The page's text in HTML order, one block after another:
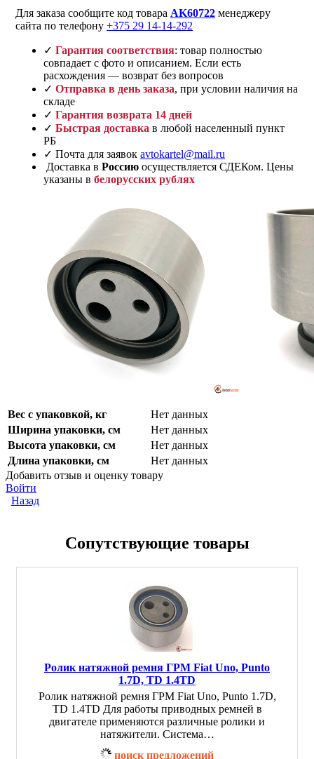
Для заказа сообщите код товара AK60722 менеджеру
сайта по телефону +375 29 14-14-292
✓ Гарантия соответствия: товар полностью
совпадает с фото и описанием. Если есть
расхождения — возврат без вопросов
✓ Отправка в день заказа, при условии наличия на
складе
✓ Гарантия возврата 14 дней
✓ Быстрая доставка в любой населенный пункт
РБ
✓ Почта для заявок avtokartel@mail.ru
Доставка в Россию осуществляется СДЕКом. Цены
указаны в белорусских рублях
Вес с упаковкой, кг
Нет данных
Ширина упаковки, см
Нет данных
Высота упаковки, см
Нет данных
Длина упаковки, см
Нет данных
Добавить отзыв и оценку товару
Войти
Назад
Сопутствующие товары
Ролик натяжной ремня ГРМ Fiat Uno, Punto
1.7D, TD 1.4TD
Ролик натяжной ремня ГРМ Fiat Uno, Punto 1.7D,
TD 1.4TD Для работы приводных ремней в
двигателе применяются различные ролики и
натяжители. Система…
поиск предложений